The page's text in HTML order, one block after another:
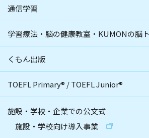
通信学習
学習療法・脳の健康教室・KUMONの脳
くもん出版
TOEFL Primary® /TOEFL Junior®
施設・学校・企業での公文式
施設・学校向け導入事業